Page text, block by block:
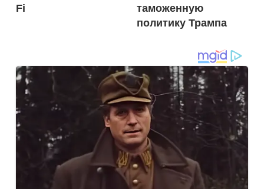
Fi
таможенную
политику Трампа